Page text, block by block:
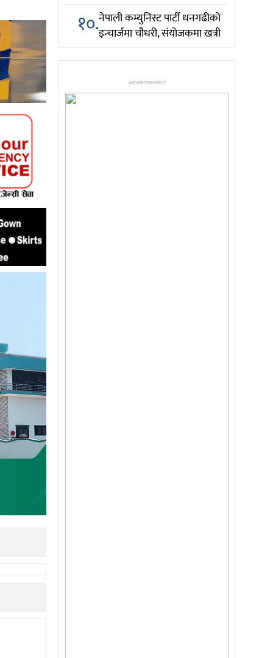
१०.नेपाली कम्युनिस्ट पार्टी धनगढीको
इन्चार्जमा चौधरी, संयोजकमा खत्री
ADVERTISEMENT